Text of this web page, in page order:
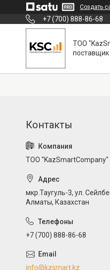
Создать
+7 (700) 888-86-68
ТОО
ТОО "KazSmartCompany"
мкр.Таугуль-3, ул.
Алматы, Казахстан
+7 (700) 888-86-68
info@kzsmart.kz